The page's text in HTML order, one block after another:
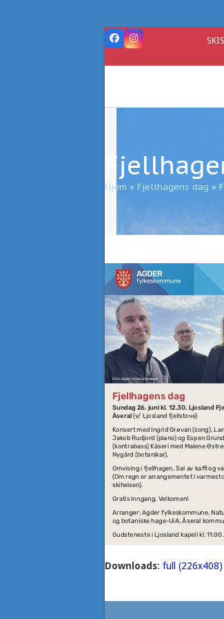
FacebookInstagram
Hjem » Fjellhagens dag »
Downloads: full (226x408)